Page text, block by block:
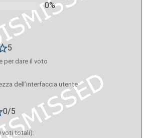
0%
5
per dare il voto
dell’interfaccia utente
0/5
voti totali):